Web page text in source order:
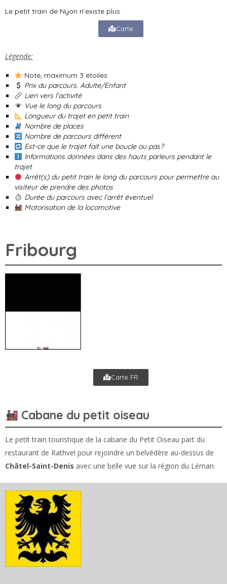
Le petit train de Nyon n’existe plus.
Carte
Légende:
Note, maximum 3 étoiles
Prix du parcours. Adulte/Enfant
Lien vers l’activité
Vue le long du parcours
Longueur du trajet en petit train
Nombre de places
Nombre de parcours différent
Est-ce que le trajet fait une boucle ou pas?
Informations données dans des hauts parleurs pendant le
trajet
Arrêt(s) du petit train le long du parcours pour permettre au
visiteur de prendre des photos
Durée du parcours avec l’arrêt éventuel
Motorisation de la locomotive
Fribourg
Carte FR
Cabane du petit oiseau
Le petit train touristique de la cabane du Petit Oiseau part du
restaurant de Rathvel pour rejoindre un belvédère au-dessus de
Châtel-Saint-Denis avec une belle vue sur la région du Léman.